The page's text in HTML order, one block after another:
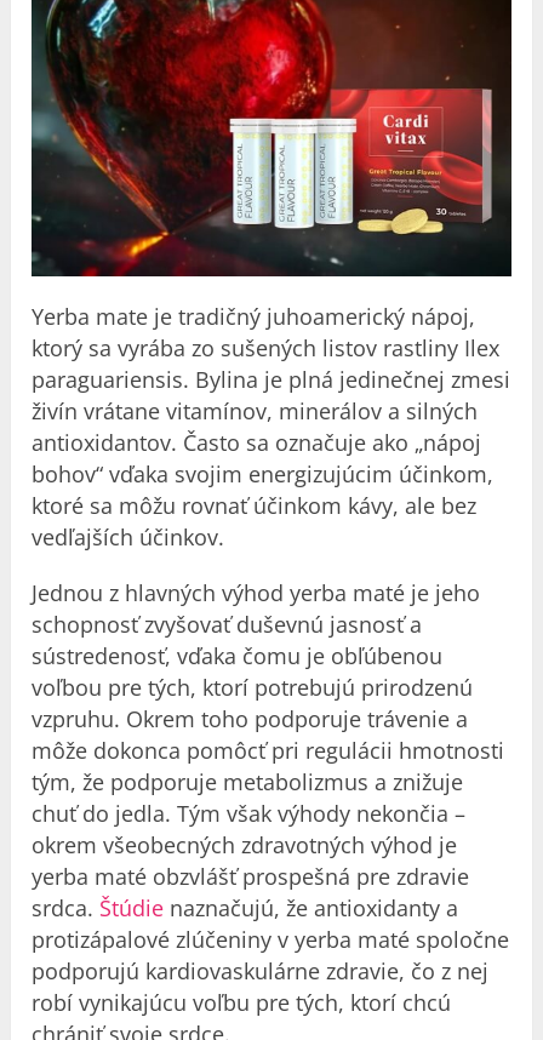
Yerba mate je tradičný juhoamerický nápoj,
ktorý sa vyrába zo sušených listov rastliny Ilex
paraguariensis. Bylina je plná jedinečnej zmesi
živín vrátane vitamínov, minerálov a silných
antioxidantov. Často sa označuje ako „nápoj
bohov“ vďaka svojim energizujúcim účinkom,
ktoré sa môžu rovnať účinkom kávy, ale bez
vedľajších účinkov.
Jednou z hlavných výhod yerba maté je jeho
schopnosť zvyšovať duševnú jasnosť a
sústredenosť, vďaka čomu je obľúbenou
voľbou pre tých, ktorí potrebujú prirodzenú
vzpruhu. Okrem toho podporuje trávenie a
môže dokonca pomôcť pri regulácii hmotnosti
tým, že podporuje metabolizmus a znižuje
chuť do jedla. Tým však výhody nekončia –
okrem všeobecných zdravotných výhod je
yerba maté obzvlášť prospešná pre zdravie
srdca. Štúdie naznačujú, že antioxidanty a
protizápalové zlúčeniny v yerba maté spoločne
podporujú kardiovaskulárne zdravie, čo z nej
robí vynikajúcu voľbu pre tých, ktorí chcú